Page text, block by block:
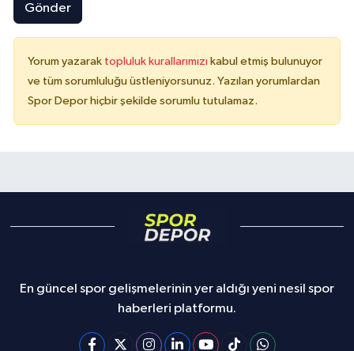
Gönder
Yorum yazarak topluluk kurallarımızı kabul etmiş bulunuyor
ve tüm sorumluluğu üstleniyorsunuz. Yazılan yorumlardan
Spor Depor hiçbir şekilde sorumlu tutulamaz.
En güncel spor gelişmelerinin yer aldığı yeni nesil spor
haberleri platformu.